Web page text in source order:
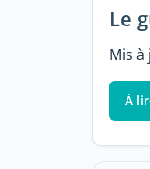
Le
Mis
À